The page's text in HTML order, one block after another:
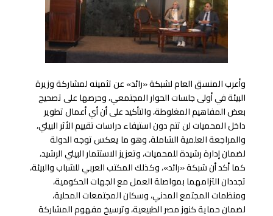
وأعرب المنسق العام لشبكة «رائد» عن تثمينه لمشاركة وزيرة
البيئة في أولى جلسات الحوار المجتمعي، وحرصها على تصحيح
بعض المفاهيم المغلوطة، والتأكيد على أن أي أعمال تطوير
داخل المحميات لن تتم دون استيفاء دراسات تقييم الأثر البيئي،
والمراجعة العلمية الشاملة، وهو ما يعكس توجه الدولة
لضمان إدارة رشيدة للمحميات، وتعزيز الاستثمار البيئي الرشيد،
كما أكد أن شبكة «رائد»، وكذلك المكتب العربي للشباب والبيئة،
تجددان التزامهما بمواصلة العمل مع الجهات الحكومية،
ومنظمات المجتمع المدني، وسكان المجتمعات المحلية،
لضمان حماية كنوز مصر الطبيعية، وترسيخ مفهوم المشاركة